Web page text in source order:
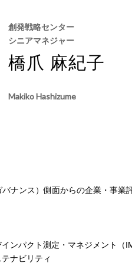
創発戦略センター
シニアマネジャー
橋爪 麻紀子
Makiko Hashizume
バナンス）側面からの企業・事業
ンパクト測定・マネジメント（
ナビリティ